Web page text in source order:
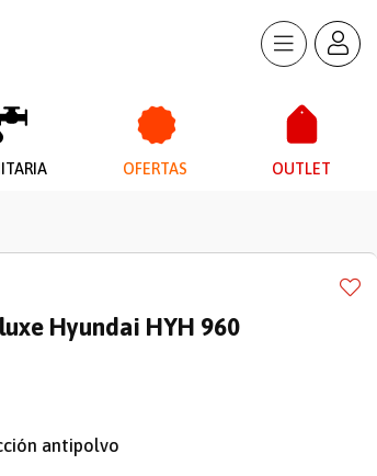
OFERTAS OUTLET
Hyundai HYH 960
antipolvo